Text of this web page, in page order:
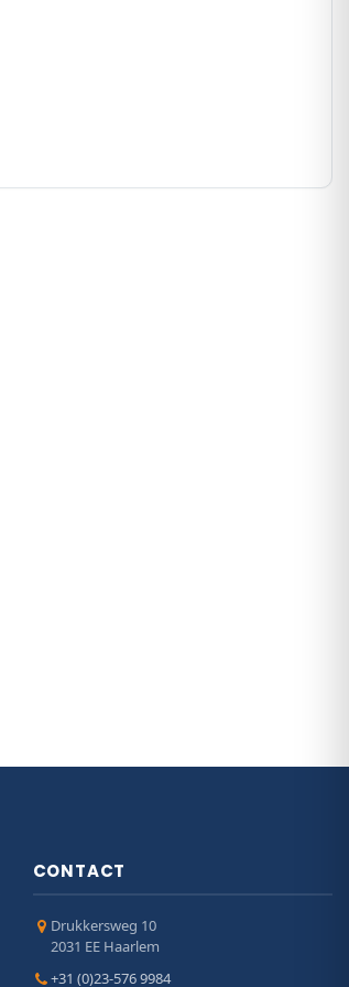
CONTACT
Drukkersweg 10
2031 EE Haarlem
+31 (0)23-576 9984